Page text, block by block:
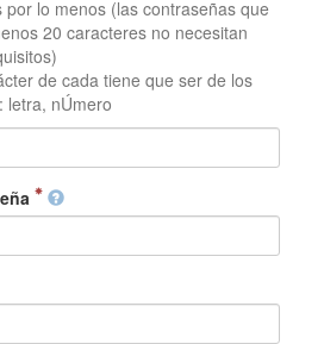
por lo menos (las contraseñas que
20 caracteres no necesitan
de cada tiene que ser de los
letra, nÚmero